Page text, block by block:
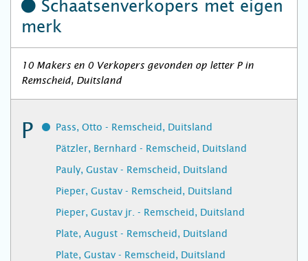
Schaatsenverkopers met eigen
merk
10 Makers en 0 Verkopers gevonden op letter P in
Remscheid, Duitsland
P
Pass, Otto - Remscheid, Duitsland
Pätzler, Bernhard - Remscheid, Duitsland
Pauly, Gustav - Remscheid, Duitsland
Pieper, Gustav - Remscheid, Duitsland
Pieper, Gustav jr. - Remscheid, Duitsland
Plate, August - Remscheid, Duitsland
Plate, Gustav - Remscheid, Duitsland